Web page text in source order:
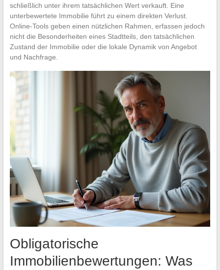
schließlich unter ihrem tatsächlichen Wert verkauft. Eine
unterbewertete Immobilie führt zu einem direkten Verlust.
Online-Tools geben einen nützlichen Rahmen, erfassen jedoch
nicht die Besonderheiten eines Stadtteils, den tatsächlichen
Zustand der Immobilie oder die lokale Dynamik von Angebot
und Nachfrage.
Obligatorische
Immobilienbewertungen: Was